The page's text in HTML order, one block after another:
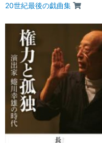
20世紀最後の戯曲集